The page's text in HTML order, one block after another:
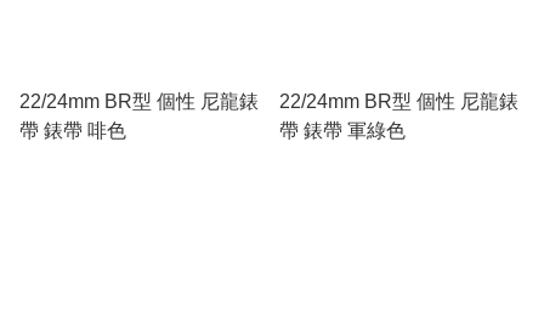
22/24mm BR型 個性 尼龍錶
帶 錶帶 啡色
22/24mm BR型 個性 尼龍錶
帶 錶帶 軍綠色